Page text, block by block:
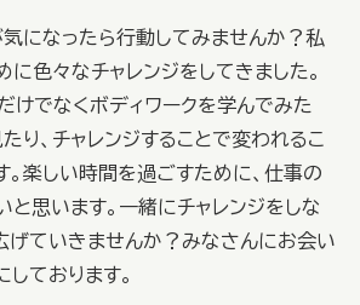
になったら行動してみませんか？私
色々なチャレンジをしてきました。
けでなくボディワークを学んでみた
り、チャレンジすることで変われるこ
。楽しい時間を過ごすために、仕事の
思います。一緒にチャレンジをしな
げていきませんか？みなさんにお会い
ております。